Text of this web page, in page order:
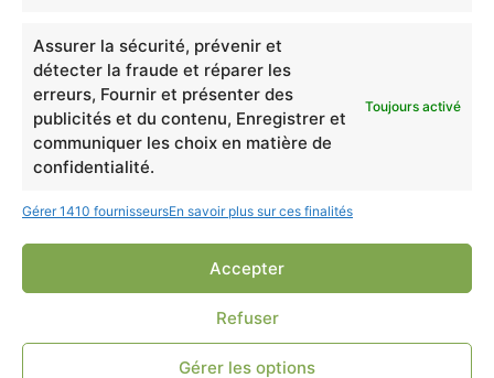
Assurer la sécurité, prévenir et
détecter la fraude et réparer les
erreurs, Fournir et présenter des
publicités et du contenu, Enregistrer et
communiquer les choix en matière de
confidentialité.
Toujours activé
Gérer 1410 fournisseursEn savoir plus sur ces finalités
Accepter
Refuser
Gérer les options
Newsletter Truffe et Moustache